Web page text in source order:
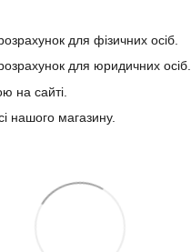
для фізичних осіб.
для юридичних осіб.
на сайті.
нашого магазину.